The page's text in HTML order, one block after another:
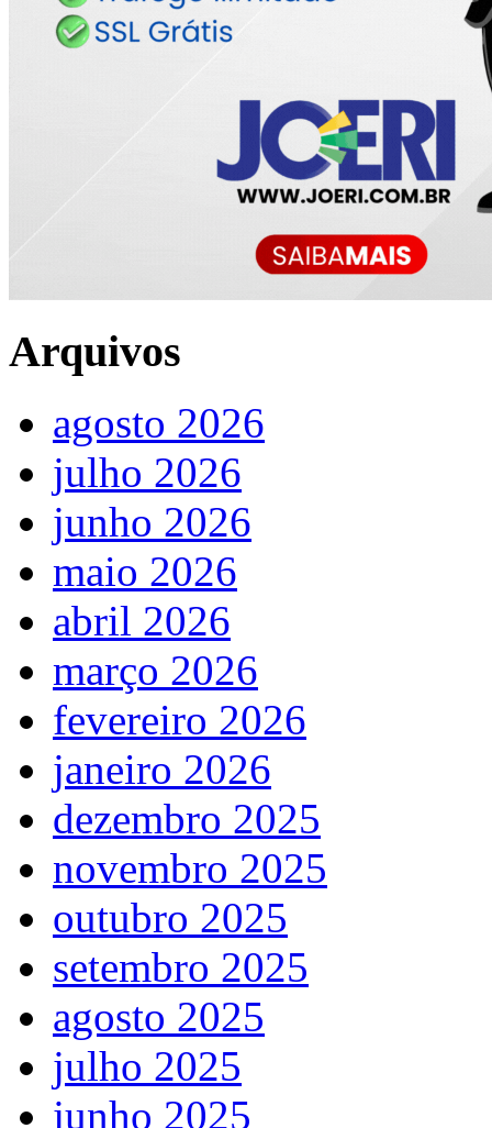
Arquivos
agosto 2026
julho 2026
junho 2026
maio 2026
abril 2026
março 2026
fevereiro 2026
janeiro 2026
dezembro 2025
novembro 2025
outubro 2025
setembro 2025
agosto 2025
julho 2025
junho 2025